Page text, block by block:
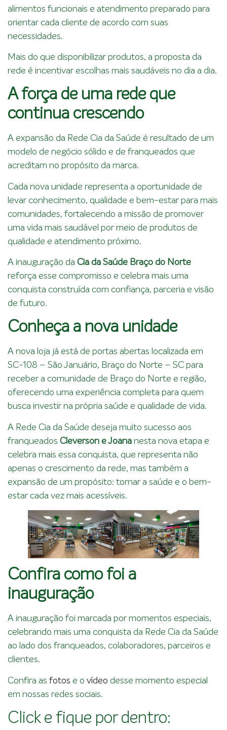
alimentos funcionais e atendimento preparado para
orientar cada cliente de acordo com suas
necessidades.
Mais do que disponibilizar produtos, a proposta da
rede é incentivar escolhas mais saudáveis no dia a dia.
A força de uma rede que
continua crescendo
A expansão da Rede Cia da Saúde é resultado de um
modelo de negócio sólido e de franqueados que
acreditam no propósito da marca.
Cada nova unidade representa a oportunidade de
levar conhecimento, qualidade e bem-estar para mais
comunidades, fortalecendo a missão de promover
uma vida mais saudável por meio de produtos de
qualidade e atendimento próximo.
A inauguração da Cia da Saúde Braço do Norte
reforça esse compromisso e celebra mais uma
conquista construída com confiança, parceria e visão
de futuro.
Conheça a nova unidade
A nova loja já está de portas abertas localizada em
SC-108 – São Januário, Braço do Norte – SC para
receber a comunidade de Braço do Norte e região,
oferecendo uma experiência completa para quem
busca investir na própria saúde e qualidade de vida.
A Rede Cia da Saúde deseja muito sucesso aos
franqueados Cleverson e Joana nesta nova etapa e
celebra mais essa conquista, que representa não
apenas o crescimento da rede, mas também a
expansão de um propósito: tornar a saúde e o bem-
estar cada vez mais acessíveis.
Confira como foi a
inauguração
A inauguração foi marcada por momentos especiais,
celebrando mais uma conquista da Rede Cia da Saúde
ao lado dos franqueados, colaboradores, parceiros e
clientes.
Confira as fotos e o vídeo desse momento especial
em nossas redes sociais.
Click e fique por dentro: